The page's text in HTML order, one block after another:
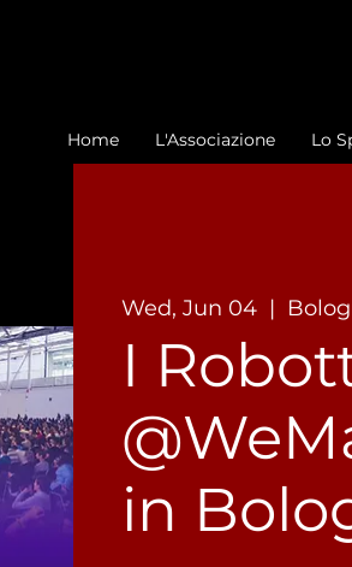
Home L'Associazione Lo
Wed, Jun 04
  |
I
in